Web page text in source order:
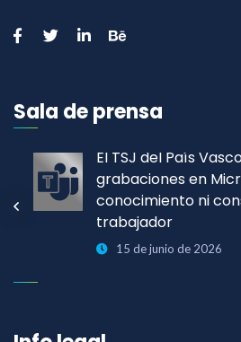
Sala de prensa
El TSJ del País
grabaciones en
conocimiento ni
trabajador
15 de junio de 2026